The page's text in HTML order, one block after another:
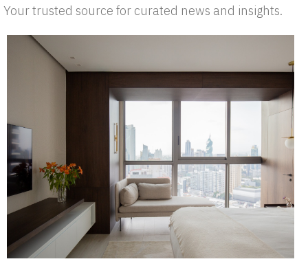
Your trusted source for curated news and insights.